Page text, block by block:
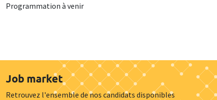
Programmation à venir
Job market
Retrouvez l'ensemble de nos candidats disponibles